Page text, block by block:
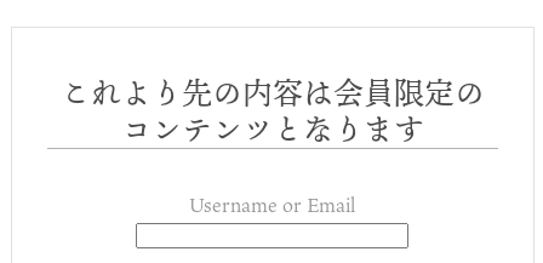
これより先の内容は会員限定の
コンテンツとなります
Username or Email